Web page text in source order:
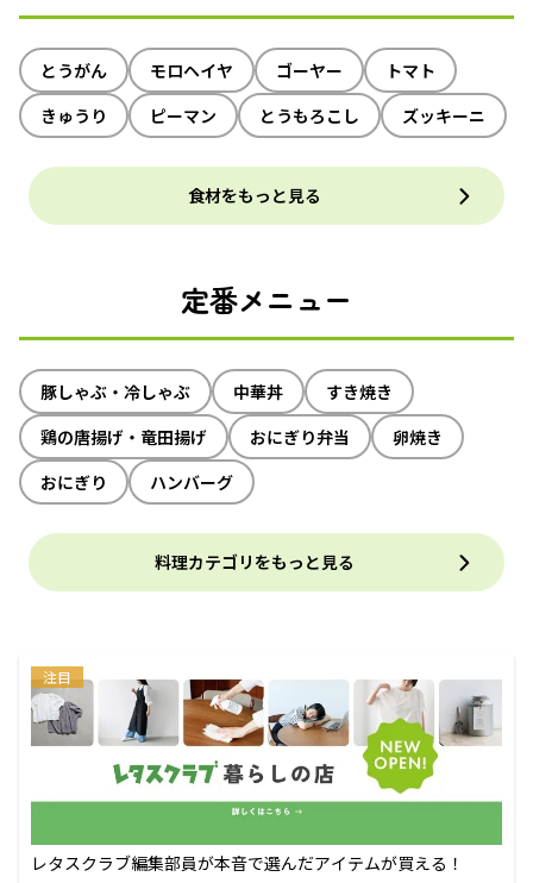
とうがん モロヘイヤ ゴーヤー
トマト
きゅうり
ピーマン とうもろこし ズッキーニ
食材をもっと見る
定番メニュー
豚しゃぶ・冷しゃぶ 中華丼
すき焼き
鶏の唐揚げ・竜田揚げ
おにぎり弁当
卵焼き
おにぎり
ハンバーグ
料理カテゴリをもっと見る
注目
レタスクラブ編集部員が本音で選んだアイテムが買える！